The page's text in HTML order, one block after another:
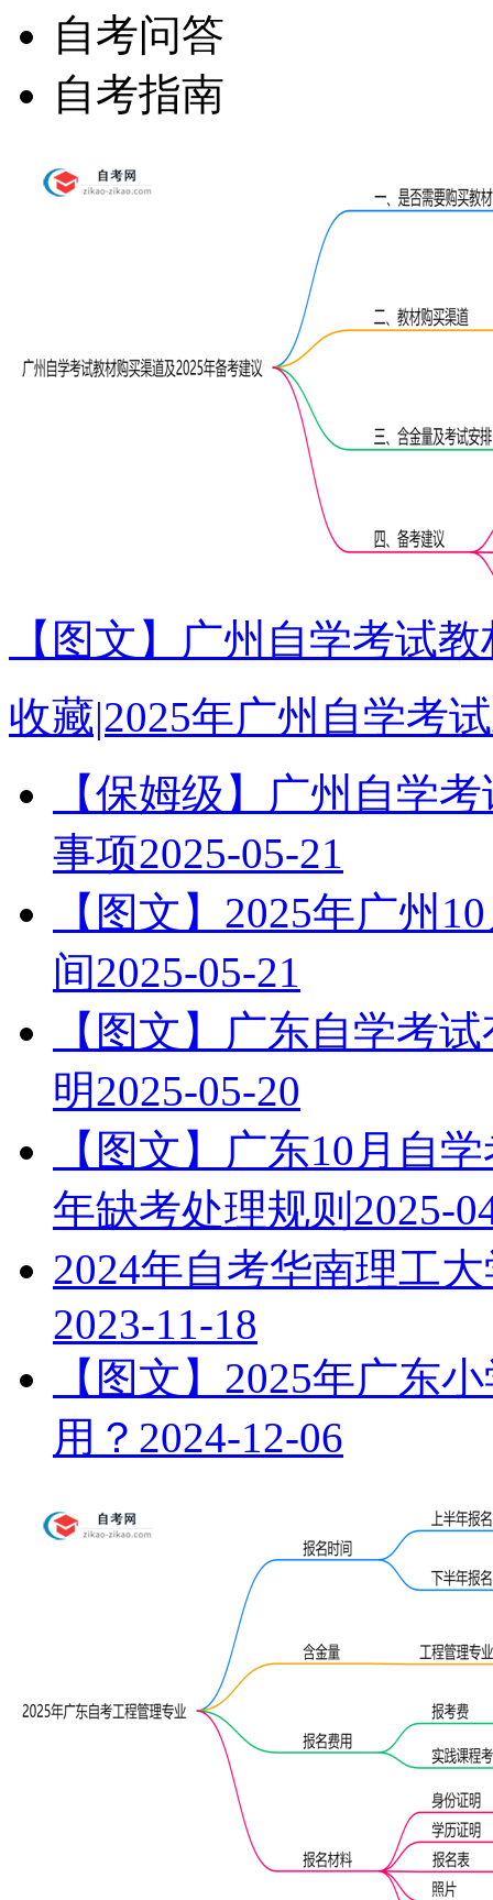
自考问答
自考指南
【图文】广州自学考试
收藏|2025年广州自学考
【保姆级】广州自学
事项2025-05-21
【图文】2025年广州
间2025-05-21
【图文】广东自学考
明2025-05-20
【图文】广东10月自
年缺考处理规则 2025-
2024年自考华南理工
2023-11-18
【图文】2025年广东
用？ 2024-12-06